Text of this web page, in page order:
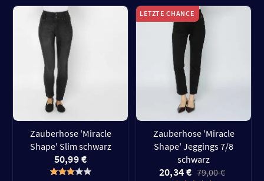
Zauberhose 'Miracle
Shape' Slim schwarz
50,99 €
LETZTE CHANCE
Zauberhose 'Miracle
Shape' Jeggings 7/8
schwarz
20,34 € 79,00 €